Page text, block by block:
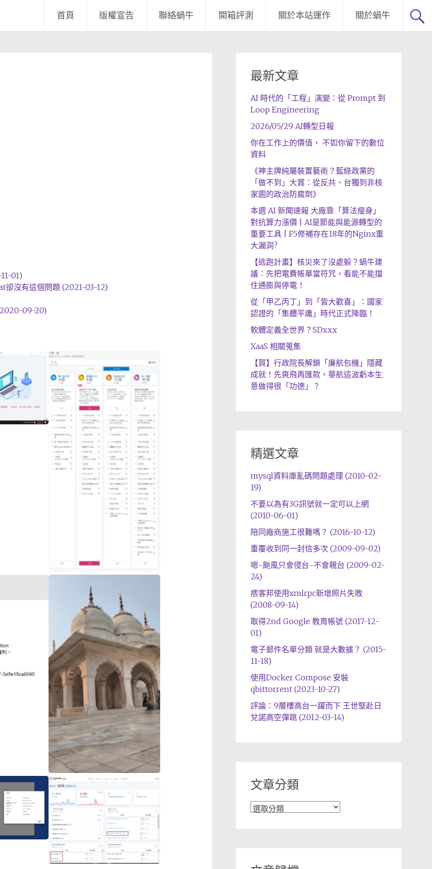
首頁 版權宣告 聯絡蝸牛 開箱評測 關於本站運作 關於蝸牛
01)
沒有這個問題 (2021-03-12)
09-20)
最新文章
AI 時代的「工程」演變：從 Prompt 到
Loop Engineering
2026/05/29 AI轉型日報
你在工作上的價值， 不如你留下的數位
資料
《神主牌純屬裝置藝術？藍綠政黨的
「做不到」大賞：從反共、台獨到非核
家園的政治防腐劑》
本週 AI 新聞速報 大廠靠「算法瘦身」
對抗算力漲價 | AI是節能與能源轉型的
重要工具 | F5修補存在18年的Nginx重
大漏洞?
【逃跑計畫】核災來了沒處躲？蝸牛建
議：先把電費帳單當符咒，看能不能擋
住通膨與停電！
從「甲乙丙丁」到「皆大歡喜」：國家
認證的「集體平庸」時代正式降臨！
軟體定義全世界？SDxxx
XaaS 相關蒐集
【賀】行政院長解鎖「廉航包機」隱藏
成就！先爽飛再匯款，華航這波虧本生
意做得很「功德」？
精選文章
mysql資料庫亂碼問題處理 (2010-02-
19)
不要以為有3G訊號就一定可以上網
(2010-06-01)
陪同廠商施工很難嗎？ (2016-10-12)
重覆收到同一封信多次 (2009-09-02)
嗯~颱風只會侵台~不會親台 (2009-02-
24)
痞客邦使用xmlrpc新增照片失敗
(2008-09-14)
取得2nd Google 教育帳號 (2017-12-
01)
電子郵件名單分類 就是大數據？ (2015-
11-18)
使用Docker Compose 安裝
qbittorrent (2023-10-27)
評論：9層樓高台一躍而下 王世堅赴日
兌諾高空彈跳 (2012-03-14)
文章分類
文